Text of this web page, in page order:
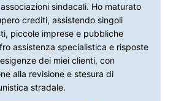
sindacali. Ho maturato
crediti, assistendo singoli
piccole imprese e pubbliche
assistenza specialistica e risposte
dei miei clienti, con
alla revisione e stesura di
stradale.